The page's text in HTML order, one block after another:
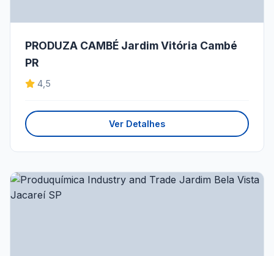
PRODUZA CAMBÉ Jardim Vitória Cambé
PR
4,5
Ver Detalhes